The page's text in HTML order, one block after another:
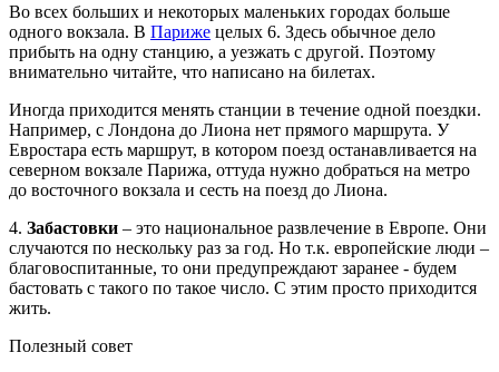
Во всех больших и некоторых маленьких городах больше
одного вокзала. В Париже целых 6. Здесь обычное дело
прибыть на одну станцию, а уезжать с другой. Поэтому
внимательно читайте, что написано на билетах.
Иногда приходится менять станции в течение одной поездки.
Например, с Лондона до Лиона нет прямого маршрута. У
Евростара есть маршрут, в котором поезд останавливается на
северном вокзале Парижа, оттуда нужно добраться на метро
до восточного вокзала и сесть на поезд до Лиона.
4. Забастовки – это национальное развлечение в Европе. Они
случаются по нескольку раз за год. Но т.к. европейские люди –
благовоспитанные, то они предупреждают заранее - будем
бастовать с такого по такое число. С этим просто приходится
жить.
Полезный совет